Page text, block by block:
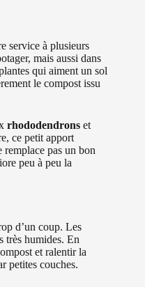
service à plusieurs
mais aussi dans
qui aiment un sol
le compost issu
rhododendrons et
ce petit apport
pas un bon
peu à peu la
d’un coup. Les
très humides. En
et ralentir la
petites couches.